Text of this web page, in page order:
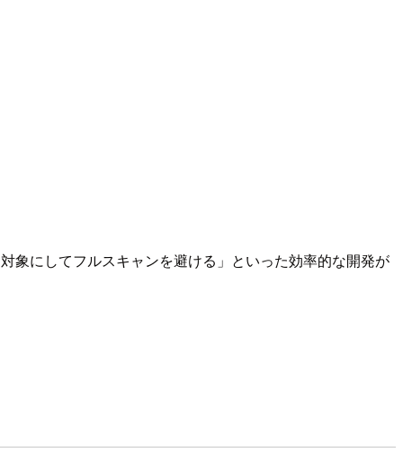
象にしてフルスキャンを避ける」といった効率的な開発が